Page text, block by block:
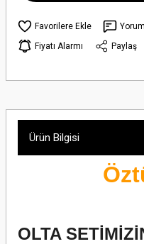
Fiyatı Alarmı
Paylaş
Ürün Bilgisi
OLTA